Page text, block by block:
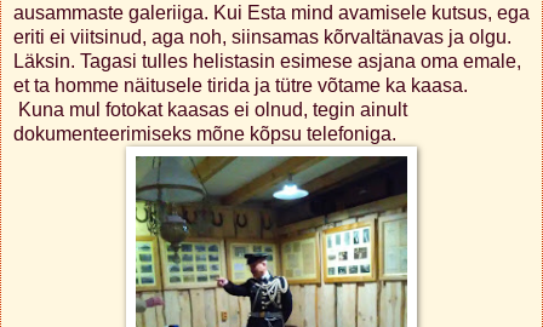
ausammaste galeriiga. Kui Esta mind avamisele kutsus, ega
eriti ei viitsinud, aga noh, siinsamas kõrvaltänavas ja olgu.
Läksin. Tagasi tulles helistasin esimese asjana oma emale,
et ta homme näitusele tirida ja tütre võtame ka kaasa.
Kuna mul fotokat kaasas ei olnud, tegin ainult
dokumenteerimiseks mõne kõpsu telefoniga.